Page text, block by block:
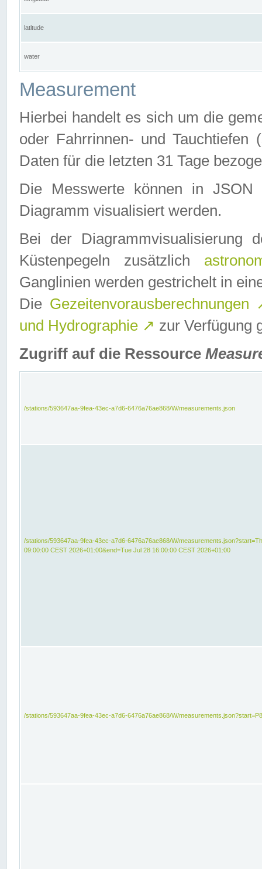
latitude
water
Measurement
Hierbei handelt es sich um die
oder Fahrrinnen- und Tauchtiefen
Daten für die letzten 31 Tage
Die Messwerte können in
Diagramm visualisiert werden.
Bei der Diagrammvisualisierung
Küstenpegeln zusätzlich
Ganglinien werden gestrichelt in
Die Gezeitenvorausberechnungen
und Hydrographie ↗ zur Verfügung
Zugriff auf die Ressource
/stations/593647aa-9fea-43ec-a7d6-6476a76ae868/W/measurements.json
/stations/593647aa-9fea-43ec-a7d6-6476a76ae868/W/
09:00:00 CEST 2026+01:00&end=Tue Jul 28 16:00:00 CEST 2026+01:00
/stations/593647aa-9fea-43ec-a7d6-6476a76ae868/W/